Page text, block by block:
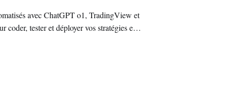
avec ChatGPT o1, TradingView et
coder, tester et déployer vos stratégies en